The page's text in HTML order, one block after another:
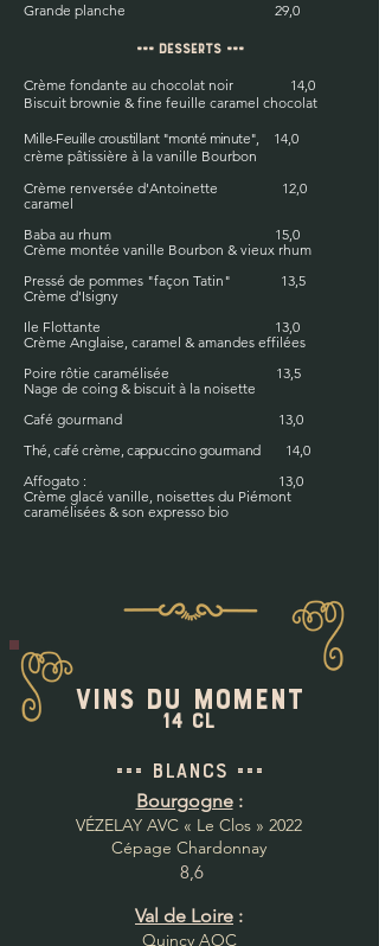
Grande planche 29,0
=== Desserts ===
Crème fondante au chocolat noir 14,0
Biscuit brownie & fine feuille caramel chocolat
Mille-Feuille croustillant "monté minute", 14,0
crème pâtissière à la vanille Bourbon
Crème renversée d'Antoinette 12,0
caramel
Baba au rhum 15,0
Crème montée vanille Bourbon & vieux rhum
Pressé de pommes "façon Tatin" 13,5
Crème d'Isigny
Ile Flottante 13,0
Crème Anglaise, caramel & amandes effilées
Poire rôtie caramélisée 13,5
Nage de coing & biscuit à la noisette
Café gourmand 13,0
Thé, café crème, cappuccino gourmand
14,0
Affogato : 13,0
Crème glacé vanille, noisettes du Piémont
caramélisées & son expresso bio
Vins du moment
14 cl
=== BLANCS ===
Bourgogne:
VÉZELAY AVC « Le Clos » 2022
Cépage Chardonnay
8,6
Val de Loire :
Quincy AOC